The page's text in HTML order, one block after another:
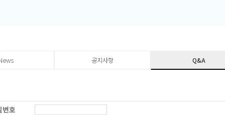
공지사항 Q&A
번호